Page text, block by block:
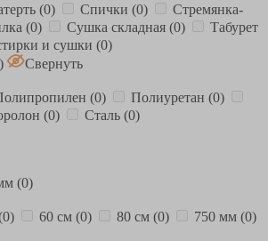
(0) Спички (0)
Стремянка-
(0) Сушка складная (0)
Табурет
и сушки (0)
Свернуть
(0) Полиуретан (0)
(0) Сталь (0)
(0)
60 см (0) 80 см (0) 750 мм (0)